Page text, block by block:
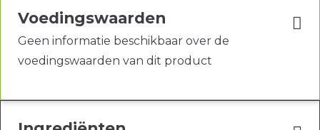
Voedingswaarden
Geen informatie beschikbaar over de
voedingswaarden van dit product